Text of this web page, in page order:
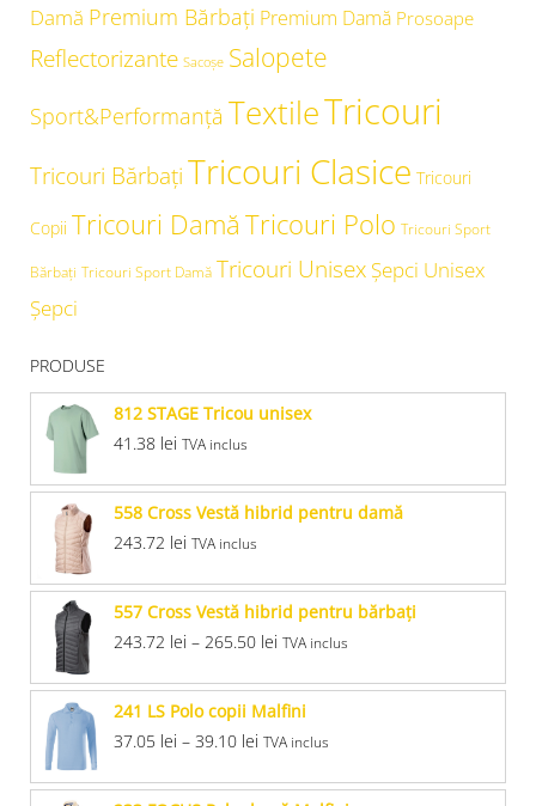
Damă Premium Bărbați Premium Damă Prosoape
Reflectorizante Sacoșe Salopete
Sport&Performanță TextileTricouri
Tricouri BărbațiTricouri Clasice Tricouri
Copii Tricouri Damă Tricouri Polo Tricouri Sport
Bărbați Tricouri Sport Damă Tricouri Unisex Şepci Unisex
Șepci
PRODUSE
812 STAGE Tricou unisex
41.38 lei TVA inclus
558 Cross Vestă hibrid pentru damă
243.72 lei TVA inclus
557 Cross Vestă hibrid pentru bărbaţi
243.72 lei – 265.50 lei TVA inclus
241 LS Polo copii Malfini
37.05 lei – 39.10 lei TVA inclus